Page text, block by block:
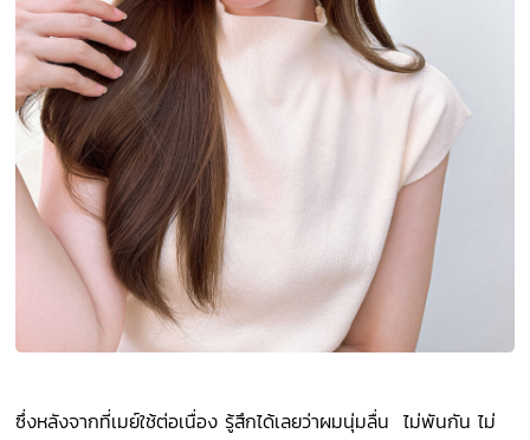
ซึ่งหลังจากที่เมย์ใช้ต่อเนื่อง รู้สึกได้เลยว่าผมนุ่มลื่น ไม่พันกัน ไม่